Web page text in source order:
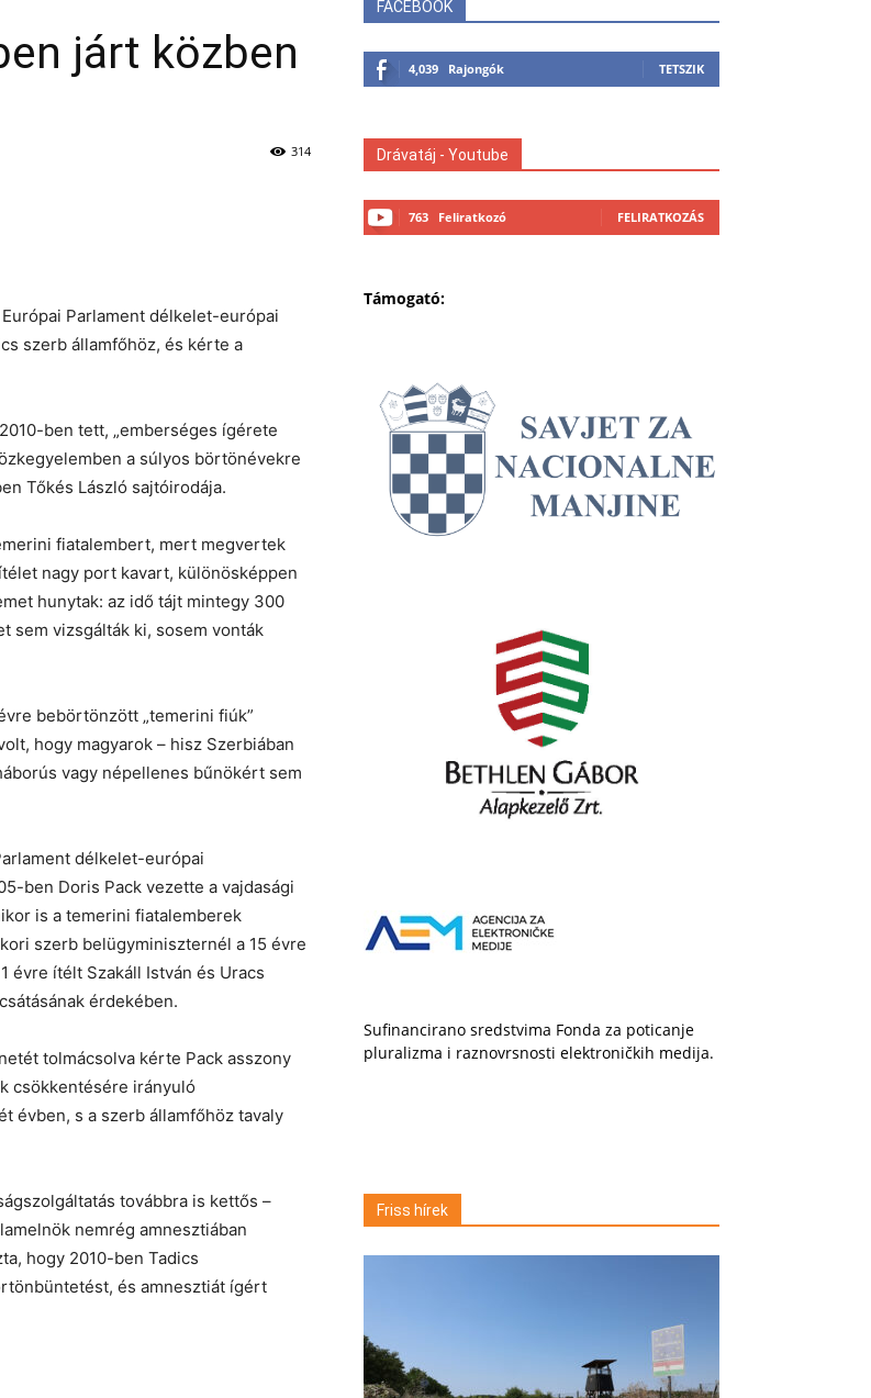
járt közben
314
Parlament délkelet-európai
szerb államfőhöz, és kérte a
ben tett, „emberséges ígérete
a súlyos börtönévekre
Tőkés László sajtóirodája.
fiatalembert, mert megvertek
nagy port kavart, különösképpen
hunytak: az idő tájt mintegy 300
sem vizsgálták ki, sosem vonták
bebörtönzött „temerini fiúk”
hogy magyarok – hisz Szerbiában
vagy népellenes bűnökért sem
délkelet-európai
ben Doris Pack vezette a vajdasági
is a temerini fiatalemberek
szerb belügyminiszternél a 15 évre
évre ítélt Szakáll István és Uracs
érdekében.
tolmácsolva kérte Pack asszony
csökkentésére irányuló
évben, s a szerb államfőhöz tavaly
továbbra is kettős –
nemrég amnesztiában
hogy 2010-ben Tadics
és amnesztiát ígért
FACEBOOK
4,039 Rajongók TETSZIK
Drávatáj - Youtube
763 Feliratkozó FELIRATKOZÁS
Támogató:
Sufinancirano sredstvima Fonda za poticanje
pluralizma i raznovrsnosti elektroničkih medija.
Friss hírek